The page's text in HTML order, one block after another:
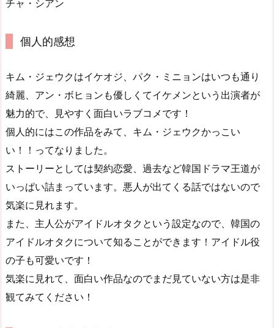
チャ・シアン
個人的感想
キム・ジェウクはイケオジ、パク・ミニョンはいつも通り
綺麗、アン・ボヒョンも優しくてイケメンという出演者が
魅力的で、見やすく面白いラブコメです！
個人的にはこの作品をみて、キム・ジェウクかっこい
い！！ってなりました。
ストーリーとしては契約恋愛、過去など韓国ドラマ王道が
いっぱい詰まっています。悪人が出てくる話ではないので
気楽に見れます。
また、主人公がアイドルオタクという設定なので、韓国の
アイドルオタクについて知ることができます！アイドル役
の子も可愛いです！
気楽に見れて、面白い作品なのでまだ見ていない方は是非
観てみてください！